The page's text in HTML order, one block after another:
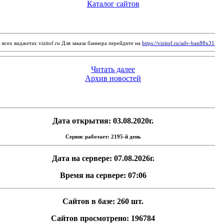
Каталог сайтов
виджетах vizitof.ru Для заказа баннера перейдите на https://vizitof.ru/adv-
Читать далее
Архив новостей
Дата открытия: 03.08.2020г.
Сервис работает: 2195-й день
Дата на сервере: 07.08.2026г.
Время на сервере: 07:06
Сайтов в базе: 260 шт.
Сайтов просмотрено: 196784